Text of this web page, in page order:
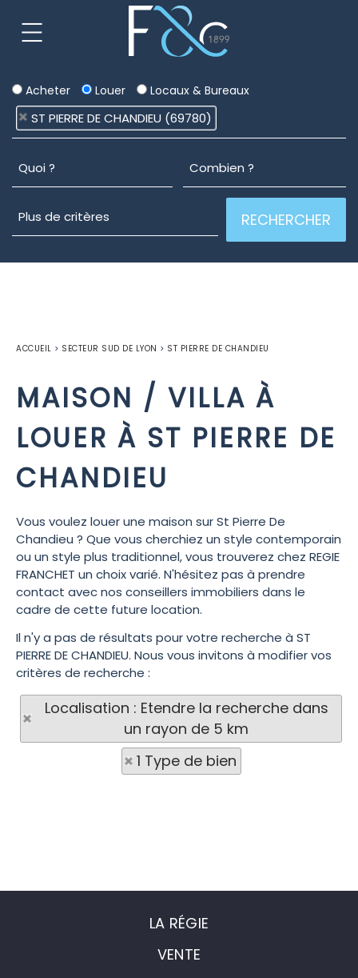
Acheter Louer Locaux & Bureaux
ST PIERRE DE CHANDIEU (69780)
ACCUEIL > SECTEUR SUD DE LYON > ST PIERRE DE CHANDIEU
MAISON / VILLA À
LOUER À ST PIERRE DE
CHANDIEU
Vous voulez louer une maison sur St Pierre De
Chandieu ? Que vous cherchiez un style contemporain
ou un style plus traditionnel, vous trouverez chez REGIE
FRANCHET un choix varié. N'hésitez pas à prendre
contact avec nos conseillers immobiliers dans le
cadre de cette future location.
Il n'y a pas de résultats pour votre recherche à ST
PIERRE DE CHANDIEU. Nous vous invitons à modifier vos
critères de recherche :
Localisation : Etendre la recherche dans
un rayon de 5 km
1 Type de bien
LA RÉGIE
VENTE